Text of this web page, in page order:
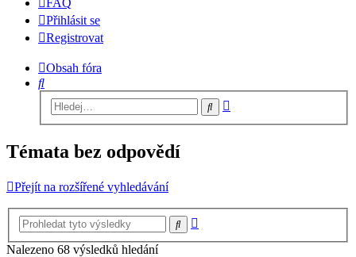
FAQ
Přihlásit se
Registrovat
Obsah fóra
Hledat
Hledat
Témata bez odpovědí
Přejít na rozšířené vyhledávání
Hledat
Nalezeno 68 výsledků hledání